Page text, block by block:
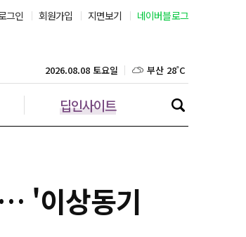
그인 회원가입 지면보기 네이버블로그
딥인사이트
2026.08.08 토요일 대구 27˚C
인천 26˚C
'이상동기